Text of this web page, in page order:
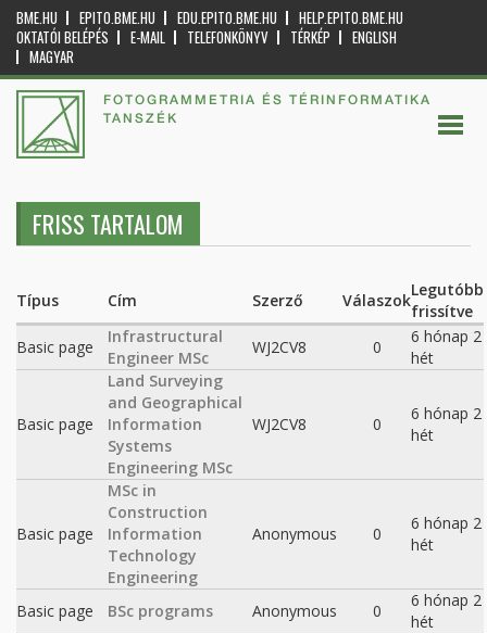
BME.HU EPITO.BME.HU EDU.EPITO.BME.HU
HELP.EPITO.BME.HU
OKTATÓI BELÉPÉS
E-MAIL TELEFONKÖNYV TÉRKÉP
ENGLISH
MAGYAR
FOTOGRAMMETRIA ÉS TÉRINFORMATIKA
TANSZÉK
FRISS TARTALOM
Típus Cím Szerző Válaszok
Legutóbb
frissítve
Basic page
Infrastructural
Engineer MSc
WJ2CV8 0
6 hónap 2
hét
Basic page
Land Surveying
and Geographical
Information
Systems
Engineering MSc
WJ2CV8 0
6 hónap 2
hét
Basic page
MSc in
Construction
Information
Technology
Engineering
Anonymous 0
6 hónap 2
hét
Basic page BSc programs Anonymous 0
6 hónap 2
hét